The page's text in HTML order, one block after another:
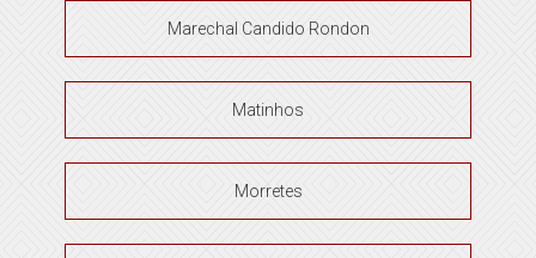
Marechal Candido Rondon
Matinhos
Morretes